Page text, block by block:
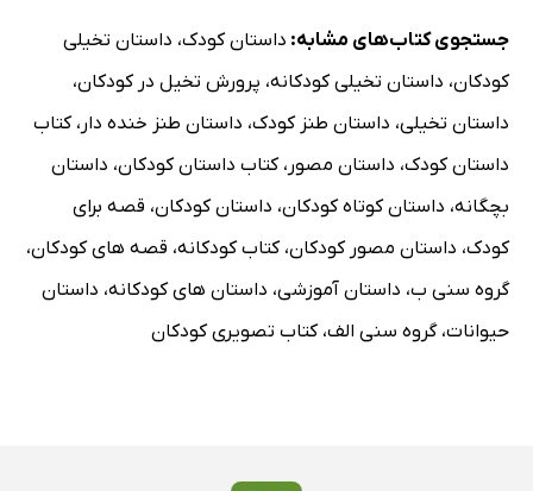
جستجوی کتاب‌های مشابه: داستان کودک، داستان تخیلی
کودکان، داستان تخیلی کودکانه، پرورش تخیل در کودکان،
داستان تخیلی، داستان طنز کودک، داستان طنز خنده دار ،کتاب
داستان کودک، داستان مصور ،کتاب داستان کودکان، داستان
بچگانه، داستان کوتاه کودکان، داستان کودکان، قصه برای
کودک، داستان مصور کودکان،کتاب کودکانه، قصه های کودکان،
گروه سنی ب، داستان آموزشی، داستان های کودکانه، داستان
حیوانات،گروه سنی الف،کتاب تصویری کودکان